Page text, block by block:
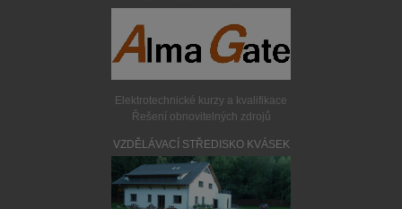
Elektrotechnické kurzy a kvalifikace
Řešení obnovitelných zdrojů
VZDĚLÁVACÍ STŘEDISKO KVÁSEK